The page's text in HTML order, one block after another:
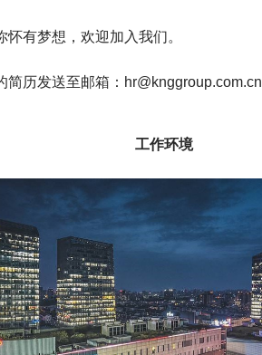
有梦想，欢迎加入我们。
历发送至邮箱 ：hr@knggroup.com.cn
工作环境